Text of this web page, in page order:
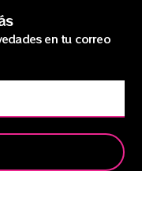
en tu correo